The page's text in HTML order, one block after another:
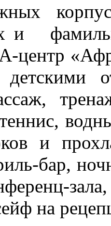
и
центр
и
бар,
на